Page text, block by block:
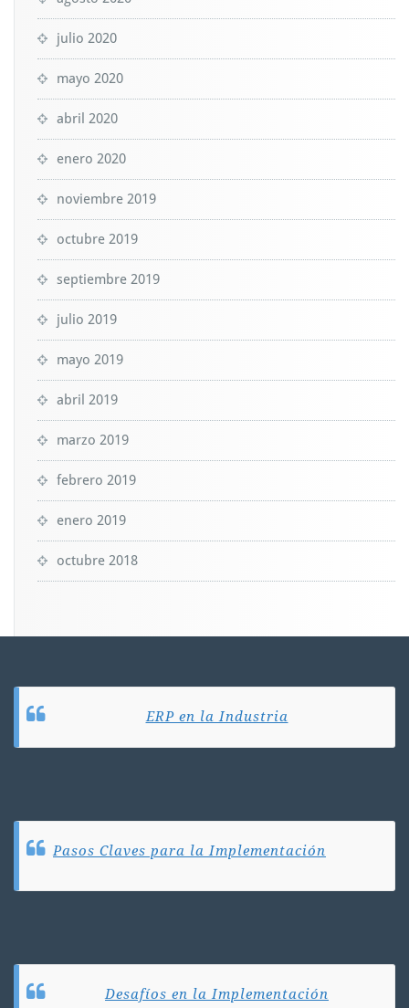
julio 2020
mayo 2020
abril 2020
enero 2020
noviembre 2019
octubre 2019
septiembre 2019
julio 2019
mayo 2019
abril 2019
marzo 2019
febrero 2019
enero 2019
octubre 2018
ERP en la Industria
Pasos Claves para la Implementación
Desafíos en la Implementación